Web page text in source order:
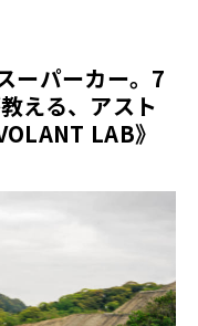
ーパーカー。7
える、アスト
LAB》